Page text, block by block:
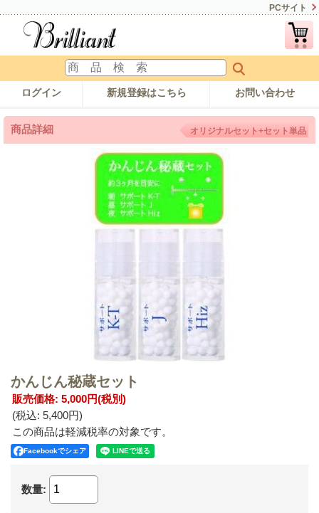
PCサイト
ログイン 新規登録はこちら お問い合わせ
商品詳細 オリジナルセット+セット単品
かんじん秘蔵セット
販売価格: 5,000円(税別)
(税込: 5,400円)
この商品は軽減税率の対象です。
Facebookでシェア
数量: